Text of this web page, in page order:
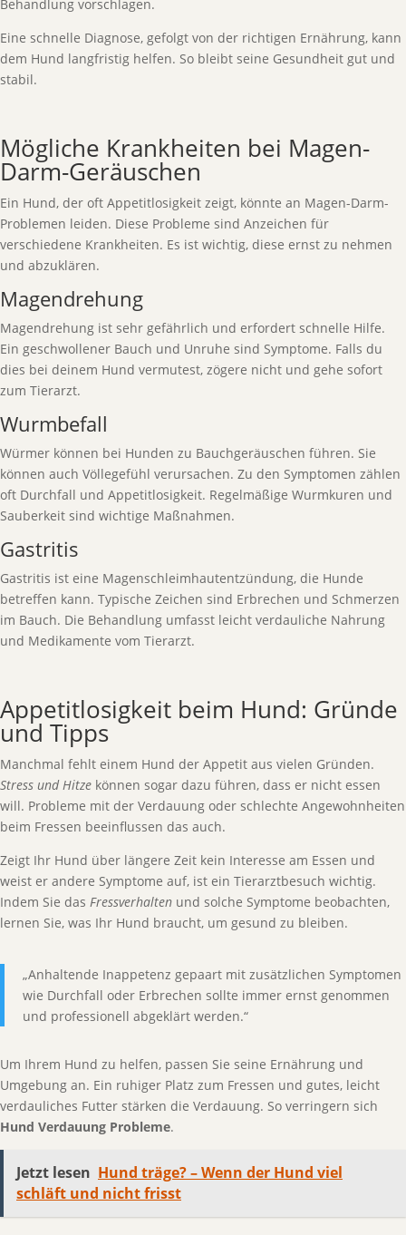
Behandlung vorschlagen.
Eine schnelle Diagnose, gefolgt von der richtigen Ernährung, kann
dem Hund langfristig helfen. So bleibt seine Gesundheit gut und
stabil.
Mögliche Krankheiten bei Magen-
Darm-Geräuschen
Ein Hund, der oft Appetitlosigkeit zeigt, könnte an Magen-Darm-
Problemen leiden. Diese Probleme sind Anzeichen für
verschiedene Krankheiten. Es ist wichtig, diese ernst zu nehmen
und abzuklären.
Magendrehung
Magendrehung ist sehr gefährlich und erfordert schnelle Hilfe.
Ein geschwollener Bauch und Unruhe sind Symptome. Falls du
dies bei deinem Hund vermutest, zögere nicht und gehe sofort
zum Tierarzt.
Wurmbefall
Würmer können bei Hunden zu Bauchgeräuschen führen. Sie
können auch Völlegefühl verursachen. Zu den Symptomen zählen
oft Durchfall und Appetitlosigkeit. Regelmäßige Wurmkuren und
Sauberkeit sind wichtige Maßnahmen.
Gastritis
Gastritis ist eine Magenschleimhautentzündung, die Hunde
betreffen kann. Typische Zeichen sind Erbrechen und Schmerzen
im Bauch. Die Behandlung umfasst leicht verdauliche Nahrung
und Medikamente vom Tierarzt.
Appetitlosigkeit beim Hund: Gründe
und Tipps
Manchmal fehlt einem Hund der Appetit aus vielen Gründen.
Stress und Hitze können sogar dazu führen, dass er nicht essen
will. Probleme mit der Verdauung oder schlechte Angewohnheiten
beim Fressen beeinflussen das auch.
Zeigt Ihr Hund über längere Zeit kein Interesse am Essen und
weist er andere Symptome auf, ist ein Tierarztbesuch wichtig.
Indem Sie das Fressverhalten und solche Symptome beobachten,
lernen Sie, was Ihr Hund braucht, um gesund zu bleiben.
„Anhaltende Inappetenz gepaart mit zusätzlichen Symptomen
wie Durchfall oder Erbrechen sollte immer ernst genommen
und professionell abgeklärt werden.“
Um Ihrem Hund zu helfen, passen Sie seine Ernährung und
Umgebung an. Ein ruhiger Platz zum Fressen und gutes, leicht
verdauliches Futter stärken die Verdauung. So verringern sich
Hund Verdauung Probleme.
Jetzt lesen Hund träge? – Wenn der Hund viel
schläft und nicht frisst